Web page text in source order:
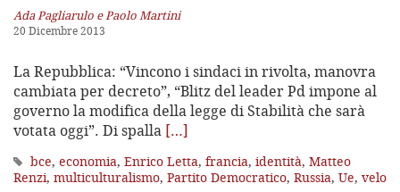
Ada Pagliarulo e Paolo Martini
20 Dicembre 2013
La Repubblica: “Vincono i sindaci in rivolta, manovra
cambiata per decreto”, “Blitz del leader Pd impone al
governo la modifica della legge di Stabilità che sarà
votata oggi”. Di spalla […]
bce, economia, Enrico Letta, francia, identità, Matteo
Renzi, multiculturalismo, Partito Democratico, Russia, Ue, velo